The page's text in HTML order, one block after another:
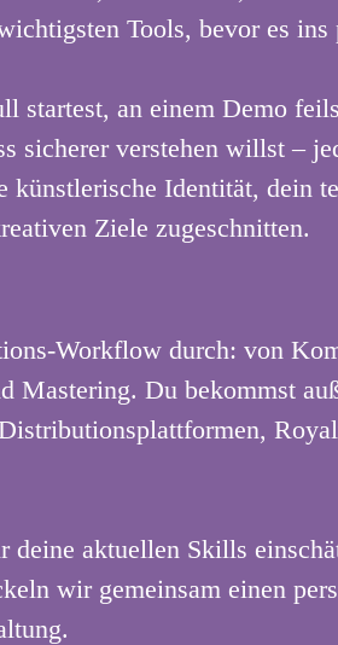
Tools, bevor es ins
startest, an einem Demo
sicherer verstehen willst –
künstlerische Identität, dein
Ziele zugeschnitten.
Workflow durch: von
Mastering. Du bekommst
aktuellen Skills
wir gemeinsam einen